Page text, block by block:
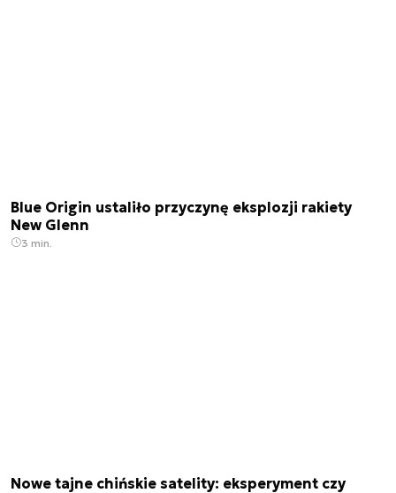
Blue Origin ustaliło przyczynę eksplozji rakiety
New Glenn
3 min.
Nowe tajne chińskie satelity: eksperyment czy